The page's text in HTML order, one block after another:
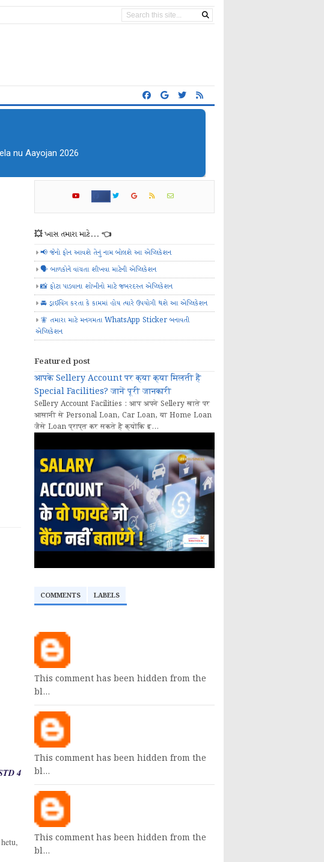
nu Aayojan 2026
4
💥 ખાસ તમારા માટે... 👈
📢 જેનો ફોન આવશે તેનું નામ બોલશે આ એપ્લિકેશન
🗣️ બાળકોને વાંચતા શીખવા માટેની એપ્લિકેશન
📸 ફોટા પાડવાના શોખીનો માટે જબરદસ્ત એપ્લિકેશન
🚘 ડ્રાઈવિંગ કરતા કે કામમાં હોય ત્યારે ઉપયોગી થશે આ એપ્લિકેશન
🧚 તમારા માટે મનગમતા WhatsApp Sticker બનાવતી
એપ્લિકેશન
Featured post
आपके Sellery Account पर क्या क्या मिलती हैं
Special Facilities? जानें पूरी जानकारी
Sellery Account Facilities : आप अपने Sellery खाते पर
आसानी से Personal Loan, Car Loan, या Home Loan
जैसे Loan प्राप्त कर सकते हैं क्योंकि इ...
COMMENTS LABELS
This comment has been hidden from the
bl…
This comment has been hidden from the
bl…
This comment has been hidden from the
bl…